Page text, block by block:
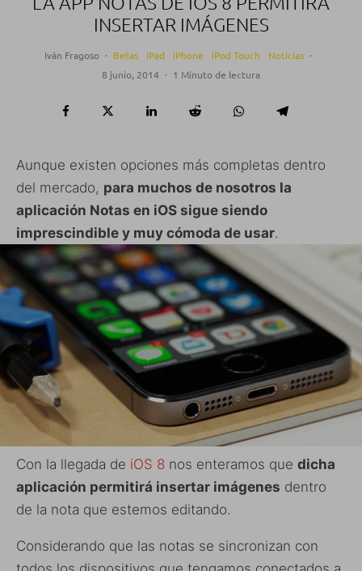
INSERTAR IMÁGENES
Iván Fragoso · Betas iPad iPhone iPod Touch Noticias ·
8 junio, 2014 · 1 Minuto de lectura
Aunque existen opciones más completas dentro
del mercado, para muchos de nosotros la
aplicación Notas en iOS sigue siendo
imprescindible y muy cómoda de usar.
Con la llegada de iOS 8 nos enteramos que dicha
aplicación permitirá insertar imágenes dentro
de la nota que estemos editando.
Considerando que las notas se sincronizan con